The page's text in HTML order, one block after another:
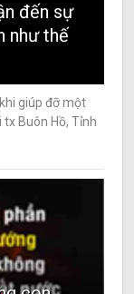
đến sự
như thế
giúp đỡ một
Buôn Hồ, Tỉnh